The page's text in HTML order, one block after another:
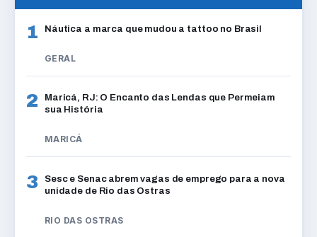
1 Náutica a marca que mudou a tattoo no Brasil
GERAL
2
Maricá, RJ: O Encanto das Lendas que Permeiam
sua História
MARICÁ
3
Sesc e Senac abrem vagas de emprego para a nova
unidade de Rio das Ostras
RIO DAS OSTRAS